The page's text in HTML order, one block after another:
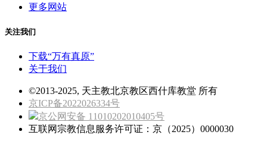
更多网站
关注我们
下载“万有真原”
关于我们
©2013-2025, 天主教北京教区西什库教堂 所有
京ICP备2022026334号
京公网安备 11010202010405号
互联网宗教信息服务许可证：京（2025）0000030